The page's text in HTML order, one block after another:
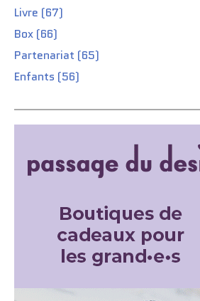
Livre (67)
Box (66)
Partenariat (65)
Enfants (56)